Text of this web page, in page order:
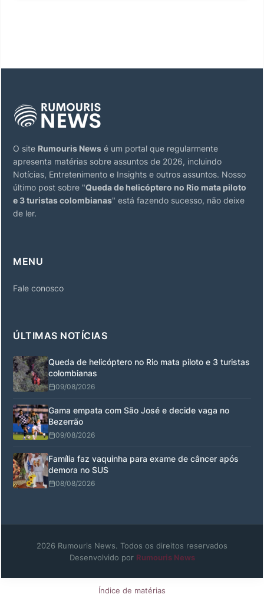
O site Rumouris News é um portal que regularmente
apresenta matérias sobre assuntos de 2026, incluindo
Notícias, Entretenimento e Insights e outros assuntos. Nosso
último post sobre "Queda de helicóptero no Rio mata piloto
e 3 turistas colombianas" está fazendo sucesso, não deixe
de ler.
MENU
Fale conosco
ÚLTIMAS NOTÍCIAS
Queda de helicóptero no Rio mata piloto e 3 turistas
colombianas
09/08/2026
Gama empata com São José e decide vaga no
Bezerrão
09/08/2026
Família faz vaquinha para exame de câncer após
demora no SUS
08/08/2026
2026 Rumouris News. Todos os direitos reservados
Desenvolvido por Rumouris News
Índice de matérias